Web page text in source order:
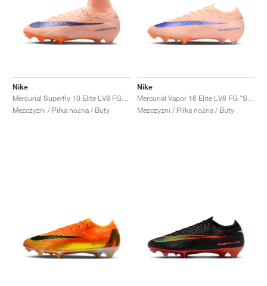
Nike
Mezczyzni / Piłka nożna / Buty
Nike
Mezczyzni / Piłka nożna / Buty